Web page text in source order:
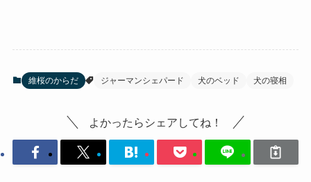
維桜のからだ ジャーマンシェパード 犬のベッド 犬の寝相
よかったらシェアしてね！